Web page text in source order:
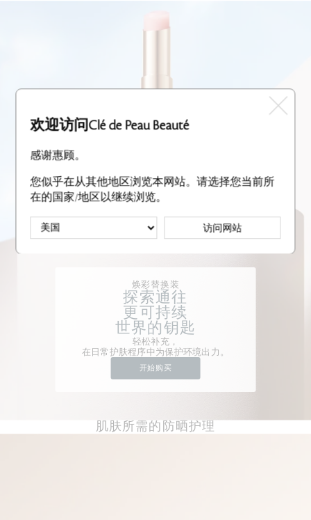
焕彩替换装
探索通往
更可持续
世界的钥匙
轻松补充，
在日常护肤程序中为保护环境出力。
开始购买
肌肤所需的防晒护理
欢迎访问Clé de Peau Beauté
感谢惠顾。
您似乎在从其他地区浏览本网站。请选择您当前所
在的国家/地区以继续浏览。
访问网站